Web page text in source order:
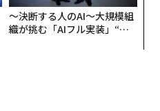
〜決断する人のAI〜大規模組
織が挑む「AIフル実装」“使